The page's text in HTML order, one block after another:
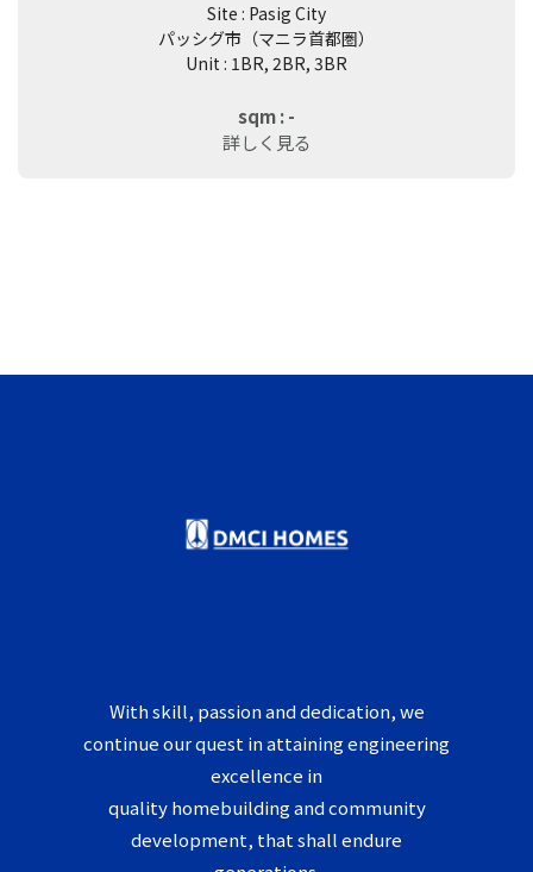
Site : Pasig City
パッシグ市（マニラ首都圏）
Unit : 1BR, 2BR, 3BR
sqm : -
詳しく見る
With skill, passion and dedication, we
continue our quest in attaining engineering
excellence in
quality homebuilding and community
development, that shall endure